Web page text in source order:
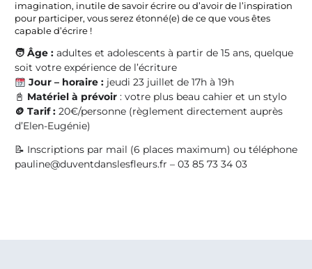
imagination, inutile de savoir écrire ou d’avoir de l’inspiration
pour participer, vous serez étonné(e) de ce que vous êtes
capable d’écrire !
🧑 Âge : adultes et adolescents à partir de 15 ans, quelque
soit votre expérience de l’écriture
Jour – horaire :jeudi 23 juillet de 17h à 19h
📓 Matériel à prévoir : votre plus beau cahier et un stylo
🪙 Tarif : 20€/personne (règlement directement auprès
d’Elen-Eugénie)
📝 Inscriptions par mail (6 places maximum) ou téléphone
pauline@duventdanslesfleurs.fr – 03 85 73 34 03